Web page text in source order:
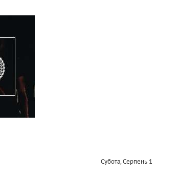
Субота, Серпень 1